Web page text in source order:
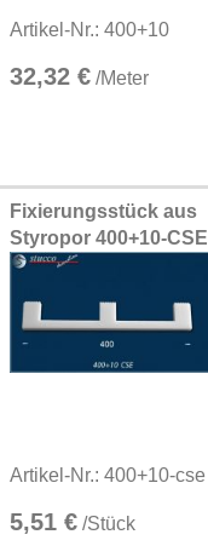
Artikel-Nr.: 400+10
32,32 € /Meter
Fixierungsstück aus
Styropor 400+10-CSE
Artikel-Nr.: 400+10-cse
5,51 € /Stück